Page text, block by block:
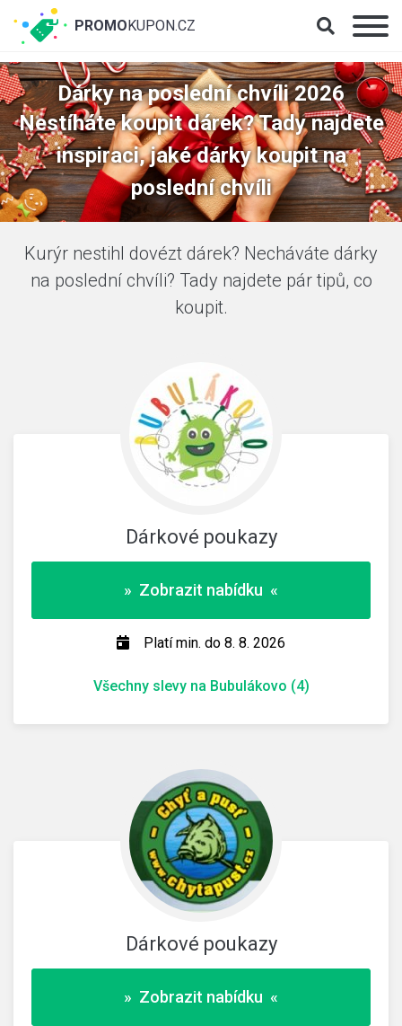
Dárky na poslední chvíli 2026
Nestíháte koupit dárek? Tady najdete
inspiraci, jaké dárky koupit na
poslední chvíli
Kurýr nestihl dovézt dárek? Necháváte dárky
na poslední chvíli? Tady najdete pár tipů, co
koupit.
Dárkové poukazy
» Zobrazit nabídku «
Platí min. do 8. 8. 2026
Všechny slevy na Bubulákovo (4)
Dárkové poukazy
» Zobrazit nabídku «
PROMOKUPON.CZ